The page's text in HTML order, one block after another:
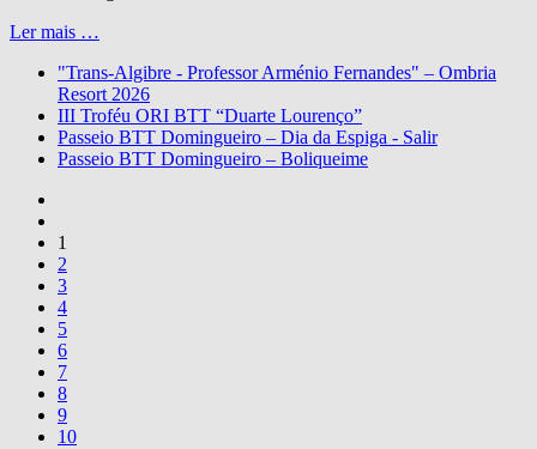
Ler mais …
"Trans-Algibre - Professor Arménio Fernandes" – Ombria
Resort 2026
III Troféu ORI BTT “Duarte Lourenço”
Passeio BTT Domingueiro – Dia da Espiga - Salir
Passeio BTT Domingueiro – Boliqueime
1
2
3
4
5
6
7
8
9
10